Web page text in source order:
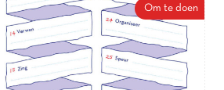
wonen. Hij bestaat uit
gedaan, welke begeleiding
Om te doen